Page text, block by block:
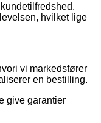
hvilket lige
vi markedsfører
en bestilling.
give garantier